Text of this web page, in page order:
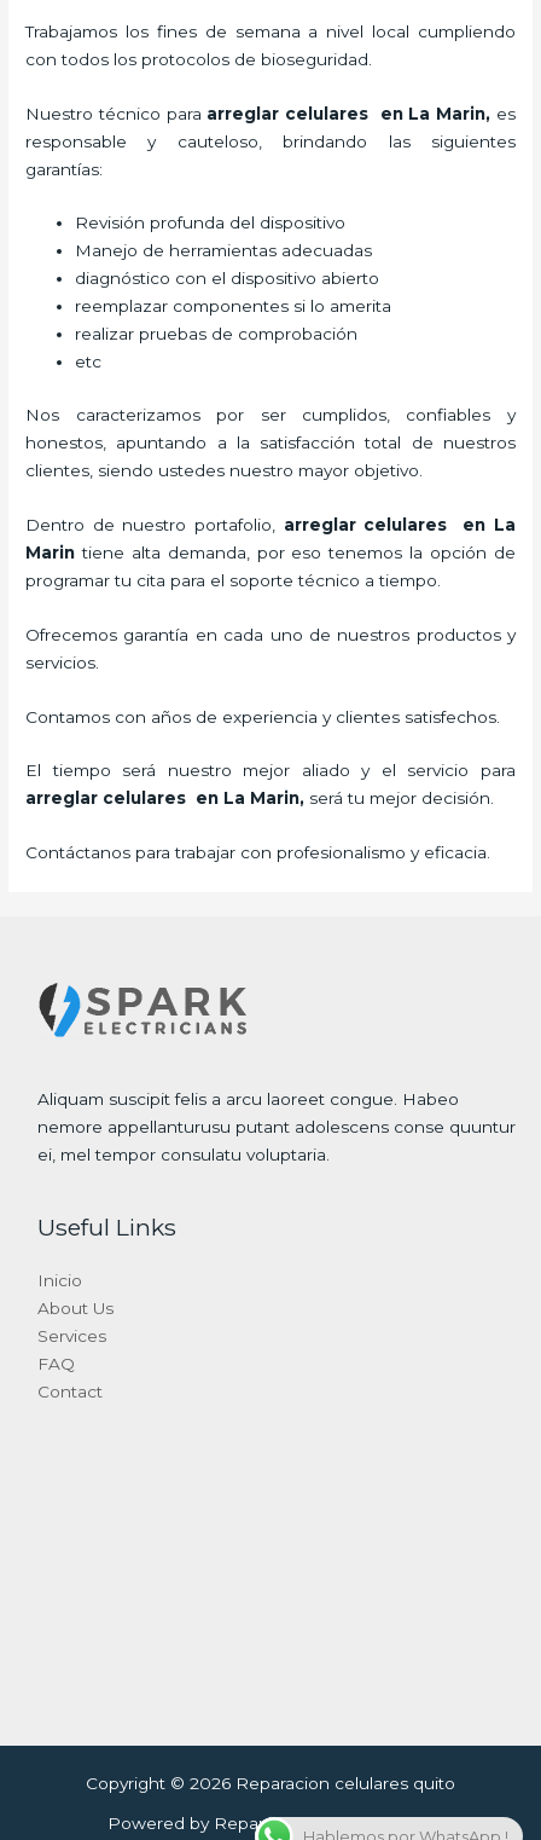
Trabajamos los fines de semana a nivel local cumpliendo
con todos los protocolos de bioseguridad.
Nuestro técnico para arreglar celulares en La Marin, es
responsable y cauteloso, brindando las siguientes
garantías:
Revisión profunda del dispositivo
Manejo de herramientas adecuadas
diagnóstico con el dispositivo abierto
reemplazar componentes si lo amerita
realizar pruebas de comprobación
etc
Nos caracterizamos por ser cumplidos, confiables y
honestos, apuntando a la satisfacción total de nuestros
clientes, siendo ustedes nuestro mayor objetivo.
Dentro de nuestro portafolio, arreglar celulares en La
Marin tiene alta demanda, por eso tenemos la opción de
programar tu cita para el soporte técnico a tiempo.
Ofrecemos garantía en cada uno de nuestros productos y
servicios.
Contamos con años de experiencia y clientes satisfechos.
El tiempo será nuestro mejor aliado y el servicio para
arreglar celulares en La Marin, será tu mejor decisión.
Contáctanos para trabajar con profesionalismo y eficacia.
Aliquam suscipit felis a arcu laoreet congue. Habeo
nemore appellanturusu putant adolescens conse quuntur
ei, mel tempor consulatu voluptaria.
Useful Links
Inicio
About Us
Services
FAQ
Contact
Copyright © 2026 Reparacion celulares quito
Powered by Reparacion celulares quito